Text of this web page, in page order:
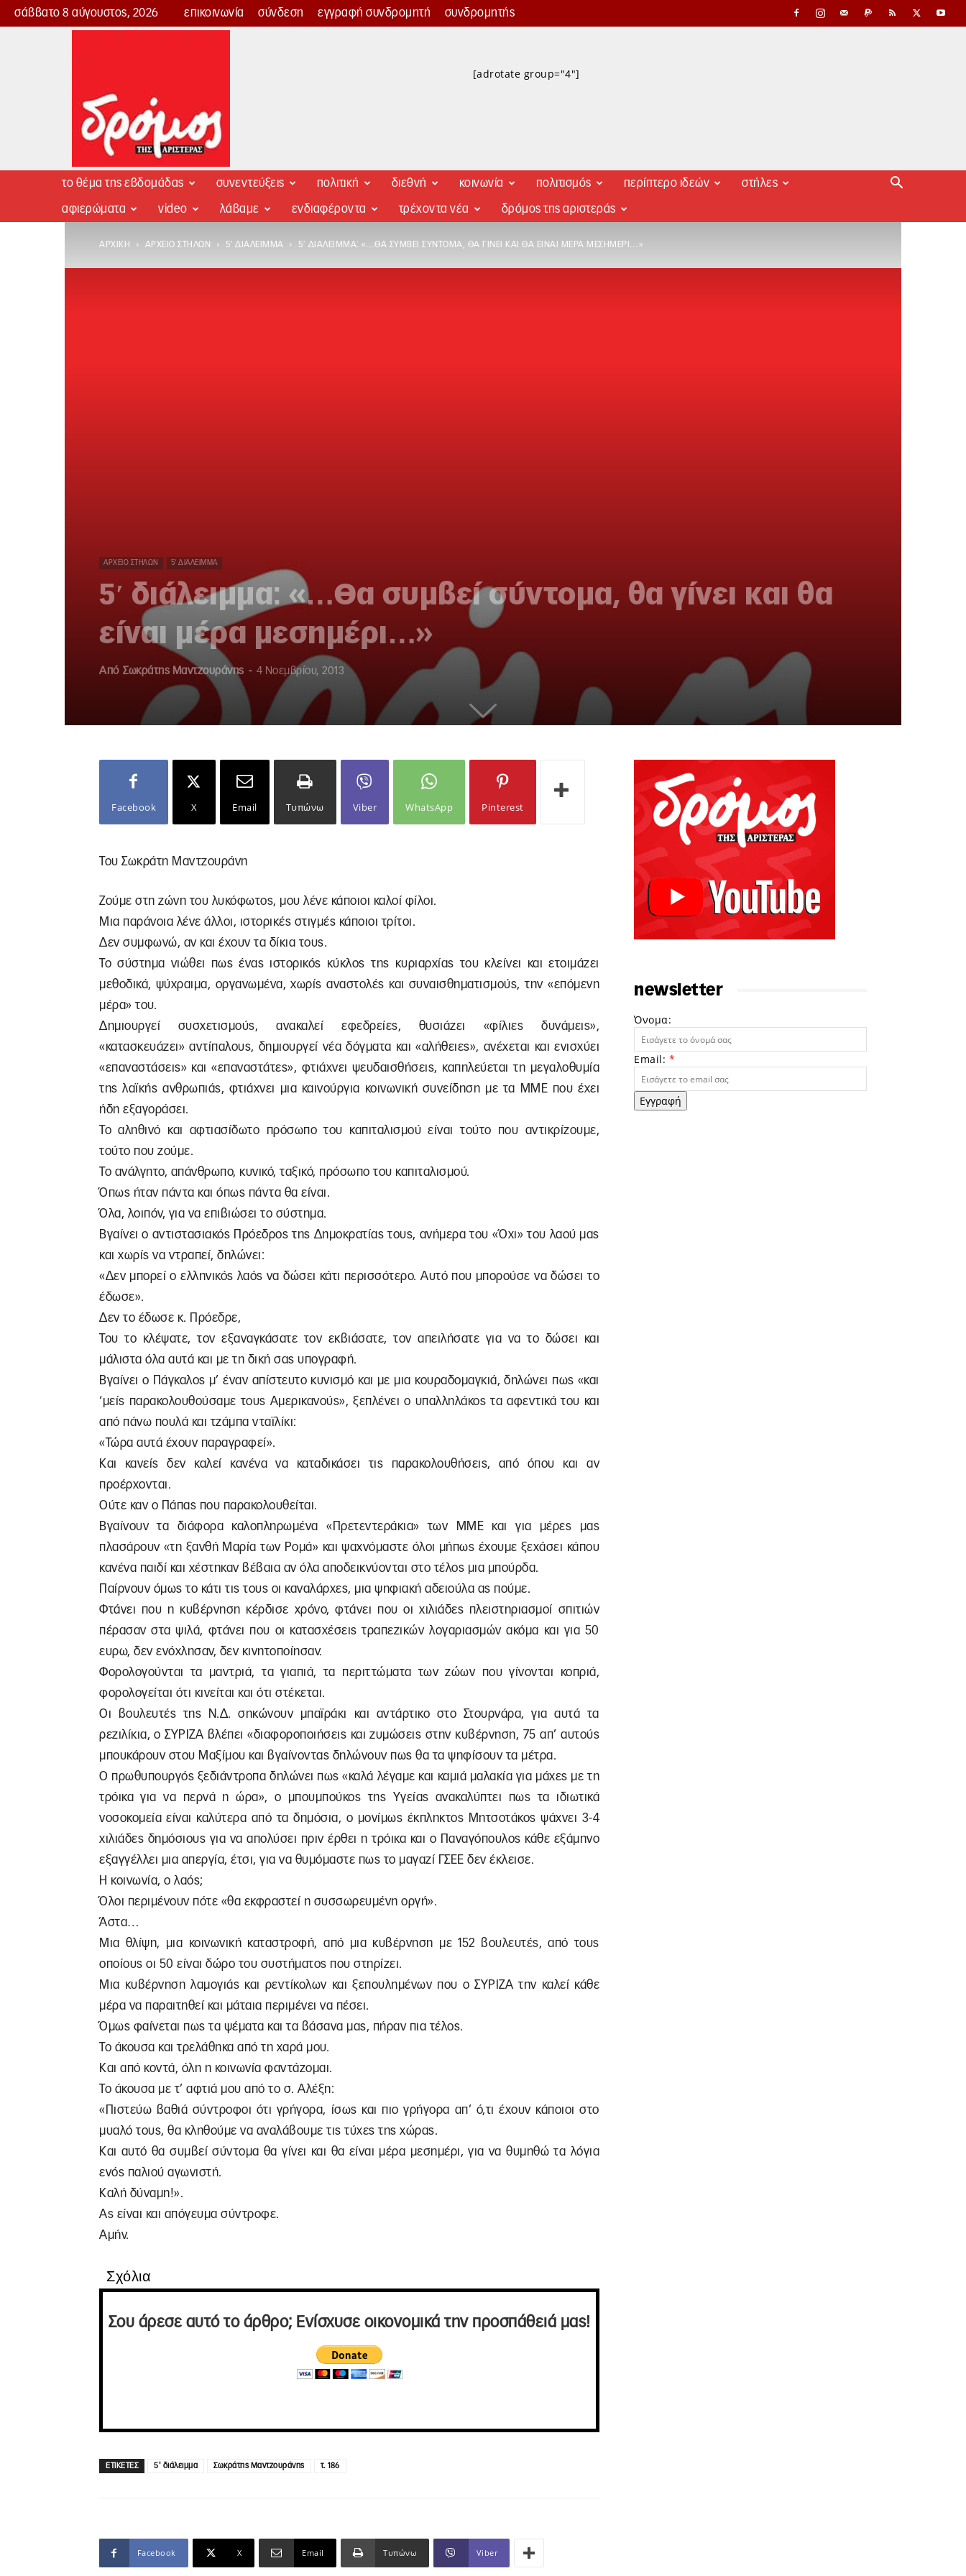
σάββατο 8 αύγουστος, 2026 επικοινωνία σύνδεση εγγραφή συνδρομητή συνδρομητής
Δρόμος
[adrotate group="4"]
το θέμα της εβδομάδας συνεντεύξεις πολιτική διεθνή κοινωνία πολιτισμός περίπτερο ιδεών στήλες
αφιερώματα video λάβαμε ενδιαφέροντα τρέχοντα νέα δρόμος της αριστεράς
ΑΡΧΙΚΉ ΑΡΧΕΊΟ ΣΤΗΛΏΝ 5' ΔΙΆΛΕΙΜΜΑ 5′ ΔΙΆΛΕΙΜΜΑ: «…ΘΑ ΣΥΜΒΕΊ ΣΎΝΤΟΜΑ, ΘΑ ΓΊΝΕΙ ΚΑΙ ΘΑ ΕΊΝΑΙ ΜΈΡΑ ΜΕΣΗΜΈΡΙ…»
ΑΡΧΕΊΟ ΣΤΗΛΏΝ 5' ΔΙΆΛΕΙΜΜΑ
5′ διάλειμμα: «…Θα συμβεί σύντομα, θα γίνει και θα
είναι μέρα μεσημέρι…»
Από Σωκράτης Μαντζουράνης - 4 Νοεμβρίου, 2013
Facebook X Email Τυπώνω Viber WhatsApp Pinterest
Του Σωκράτη Μαντζουράνη
Ζούμε στη ζώνη του λυκόφωτος, μου λένε κάποιοι καλοί φίλοι.
Μια παράνοια λένε άλλοι, ιστορικές στιγμές κάποιοι τρίτοι.
Δεν συμφωνώ, αν και έχουν τα δίκια τους.
Το σύστημα νιώθει πως ένας ιστορικός κύκλος της κυριαρχίας του κλείνει και ετοιμάζει
μεθοδικά, ψύχραιμα, οργανωμένα, χωρίς αναστολές και συναισθηματισμούς, την «επόμενη
μέρα» του.
Δημιουργεί συσχετισμούς, ανακαλεί εφεδρείες, θυσιάζει «φίλιες δυνάμεις»,
«κατασκευάζει» αντίπαλους, δημιουργεί νέα δόγματα και «αλήθειες», ανέχεται και ενισχύει
«επαναστάσεις» και «επαναστάτες», φτιάχνει ψευδαισθήσεις, καπηλεύεται τη μεγαλοθυμία
της λαϊκής ανθρωπιάς, φτιάχνει μια καινούργια κοινωνική συνείδηση με τα ΜΜΕ που έχει
ήδη εξαγοράσει.
Το αληθινό και αφτιασίδωτο πρόσωπο του καπιταλισμού είναι τούτο που αντικρίζουμε,
τούτο που ζούμε.
Το ανάλγητο, απάνθρωπο, κυνικό, ταξικό, πρόσωπο του καπιταλισμού.
Όπως ήταν πάντα και όπως πάντα θα είναι.
Όλα, λοιπόν, για να επιβιώσει το σύστημα.
Βγαίνει ο αντιστασιακός Πρόεδρος της Δημοκρατίας τους, ανήμερα του «Όχι» του λαού μας
και χωρίς να ντραπεί, δηλώνει:
«Δεν μπορεί ο ελληνικός λαός να δώσει κάτι περισσότερο. Αυτό που μπορούσε να δώσει το
έδωσε».
Δεν το έδωσε κ. Πρόεδρε,
Του το κλέψατε, τον εξαναγκάσατε τον εκβιάσατε, τον απειλήσατε για να το δώσει και
μάλιστα όλα αυτά και με τη δική σας υπογραφή.
Βγαίνει ο Πάγκαλος μ’ έναν απίστευτο κυνισμό και με μια κουραδομαγκιά, δηλώνει πως «και
‘μείς παρακολουθούσαμε τους Αμερικανούς», ξεπλένει ο υπαλληλάκος τα αφεντικά του και
από πάνω πουλά και τζάμπα νταϊλίκι:
«Τώρα αυτά έχουν παραγραφεί».
Και κανείς δεν καλεί κανένα να καταδικάσει τις παρακολουθήσεις, από όπου και αν
προέρχονται.
Ούτε καν ο Πάπας που παρακολουθείται.
Βγαίνουν τα διάφορα καλοπληρωμένα «Πρετεντεράκια» των ΜΜΕ και για μέρες μας
πλασάρουν «τη ξανθή Μαρία των Ρομά» και ψαχνόμαστε όλοι μήπως έχουμε ξεχάσει κάπου
κανένα παιδί και χέστηκαν βέβαια αν όλα αποδεικνύονται στο τέλος μια μπούρδα.
Παίρνουν όμως το κάτι τις τους οι καναλάρχες, μια ψηφιακή αδειούλα ας πούμε.
Φτάνει που η κυβέρνηση κέρδισε χρόνο, φτάνει που οι χιλιάδες πλειστηριασμοί σπιτιών
πέρασαν στα ψιλά, φτάνει που οι κατασχέσεις τραπεζικών λογαριασμών ακόμα και για 50
ευρω, δεν ενόχλησαν, δεν κινητοποίησαν.
Φορολογούνται τα μαντριά, τα γιαπιά, τα περιττώματα των ζώων που γίνονται κοπριά,
φορολογείται ότι κινείται και ότι στέκεται.
Οι βουλευτές της Ν.Δ. σηκώνουν μπαϊράκι και αντάρτικο στο Στουρνάρα, για αυτά τα
ρεζιλίκια, ο ΣΥΡΙΖΑ βλέπει «διαφοροποιήσεις και ζυμώσεις στην κυβέρνηση, 75 απ’ αυτούς
μπουκάρουν στου Μαξίμου και βγαίνοντας δηλώνουν πως θα τα ψηφίσουν τα μέτρα.
Ο πρωθυπουργός ξεδιάντροπα δηλώνει πως «καλά λέγαμε και καμιά μαλακία για μάχες με τη
τρόικα για να περνά η ώρα», ο μπουμπούκος της Υγείας ανακαλύπτει πως τα ιδιωτικά
νοσοκομεία είναι καλύτερα από τα δημόσια, ο μονίμως έκπληκτος Μητσοτάκος ψάχνει 3-4
χιλιάδες δημόσιους για να απολύσει πριν έρθει η τρόικα και ο Παναγόπουλος κάθε εξάμηνο
εξαγγέλλει μια απεργία, έτσι, για να θυμόμαστε πως το μαγαζί ΓΣΕΕ δεν έκλεισε.
Η κοινωνία, ο λαός;
Όλοι περιμένουν πότε «θα εκφραστεί η συσσωρευμένη οργή».
Άστα…
Μια θλίψη, μια κοινωνική καταστροφή, από μια κυβέρνηση με 152 βουλευτές, από τους
οποίους οι 50 είναι δώρο του συστήματος που στηρίζει.
Μια κυβέρνηση λαμογιάς και ρεντίκολων και ξεπουλημένων που ο ΣΥΡΙΖΑ την καλεί κάθε
μέρα να παραιτηθεί και μάταια περιμένει να πέσει.
Όμως φαίνεται πως τα ψέματα και τα βάσανα μας, πήραν πια τέλος.
Το άκουσα και τρελάθηκα από τη χαρά μου.
Και από κοντά, όλη η κοινωνία φαντάζομαι.
Το άκουσα με τ’ αφτιά μου από το σ. Αλέξη:
«Πιστεύω βαθιά σύντροφοι ότι γρήγορα, ίσως και πιο γρήγορα απ’ ό,τι έχουν κάποιοι στο
μυαλό τους, θα κληθούμε να αναλάβουμε τις τύχες της χώρας.
Και αυτό θα συμβεί σύντομα θα γίνει και θα είναι μέρα μεσημέρι, για να θυμηθώ τα λόγια
ενός παλιού αγωνιστή.
Καλή δύναμη!».
Ας είναι και απόγευμα σύντροφε.
Αμήν.
Σχόλια
Σου άρεσε αυτό το άρθρο; Ενίσχυσε οικονομικά την προσπάθειά μας!
ΕΤΙΚΕΤΕΣ 5' διάλειμμα Σωκράτης Μαντζουράνης τ. 186
Facebook X Email Τυπώνω Viber
newsletter
Όνομα:
Email: *
Εγγραφή